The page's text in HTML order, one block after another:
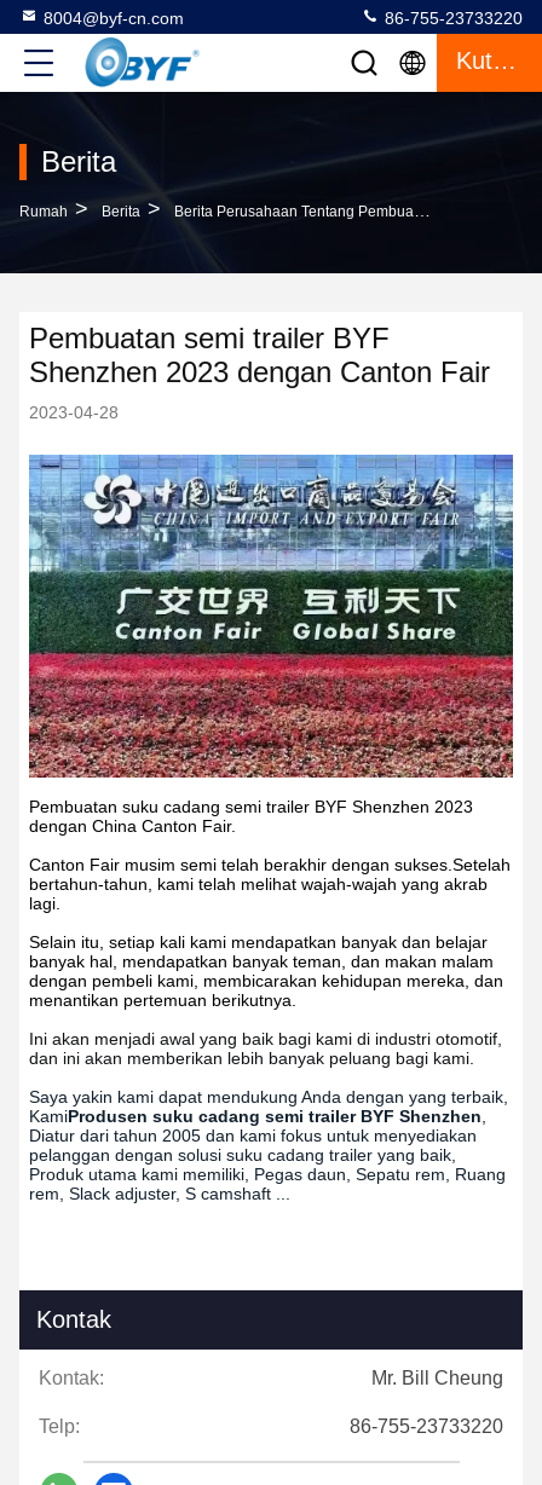
8004@byf-cn.com 86-755-23733220
Kutipan
Berita
Rumah > Berita > Berita Perusahaan Tentang Pembuatan Semi Trailer BYF Shenzhen 2023 Dengan Canton Fair
Pembuatan semi trailer BYF
Shenzhen 2023 dengan Canton Fair
2023-04-28
Pembuatan suku cadang semi trailer BYF Shenzhen 2023
dengan China Canton Fair.
Canton Fair musim semi telah berakhir dengan sukses.Setelah
bertahun-tahun, kami telah melihat wajah-wajah yang akrab
lagi.
Selain itu, setiap kali kami mendapatkan banyak dan belajar
banyak hal, mendapatkan banyak teman, dan makan malam
dengan pembeli kami, membicarakan kehidupan mereka, dan
menantikan pertemuan berikutnya.
Ini akan menjadi awal yang baik bagi kami di industri otomotif,
dan ini akan memberikan lebih banyak peluang bagi kami.
Saya yakin kami dapat mendukung Anda dengan yang terbaik,
KamiProdusen suku cadang semi trailer BYF Shenzhen
Diatur dari tahun 2005 dan kami fokus untuk menyediakan
pelanggan dengan solusi suku cadang trailer yang baik,
Produk utama kami memiliki, Pegas daun, Sepatu rem, Ruang
rem, Slack adjuster, S camshaft ...
Kontak
Kontak: Mr. Bill Cheung
Telp: 86-755-23733220